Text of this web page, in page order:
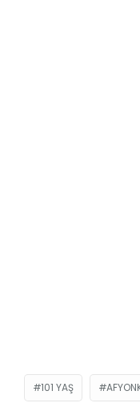
101 YAŞ